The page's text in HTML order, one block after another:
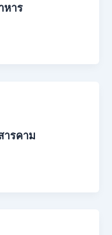
หาร
รคาม